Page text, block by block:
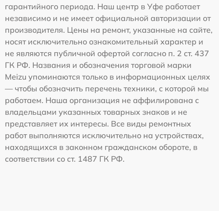
гарантийного периода. Наш центр в Уфе работает
независимо и не имеет официальной авторизации от
производителя. Цены на ремонт, указанные на сайте,
носят исключительно ознакомительный характер и
не являются публичной офертой согласно п. 2 ст. 437
ГК РФ. Названия и обозначения торговой марки
Meizu упоминаются только в информационных целях
— чтобы обозначить перечень техники, с которой мы
работаем. Наша организация не аффилирована с
владельцами указанных товарных знаков и не
представляет их интересы. Все виды ремонтных
работ выполняются исключительно на устройствах,
находящихся в законном гражданском обороте, в
соответствии со ст. 1487 ГК РФ.